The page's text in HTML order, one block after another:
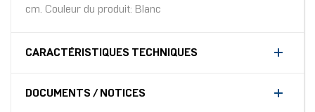
cm. Couleur du produit: Blanc
CARACTÉRISTIQUES TECHNIQUES
DOCUMENTS / NOTICES